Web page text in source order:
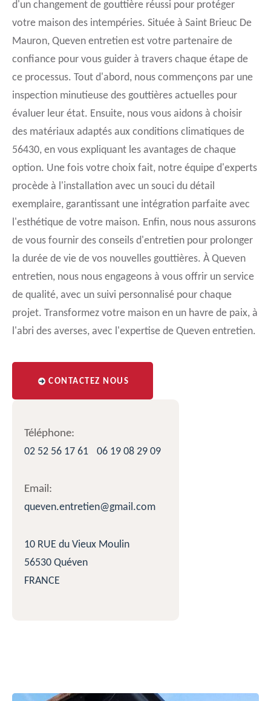
d'un changement de gouttière réussi pour protéger
votre maison des intempéries. Située à Saint Brieuc De
Mauron, Queven entretien est votre partenaire de
confiance pour vous guider à travers chaque étape de
ce processus. Tout d'abord, nous commençons par une
inspection minutieuse des gouttières actuelles pour
évaluer leur état. Ensuite, nous vous aidons à choisir
des matériaux adaptés aux conditions climatiques de
56430, en vous expliquant les avantages de chaque
option. Une fois votre choix fait, notre équipe d'experts
procède à l'installation avec un souci du détail
exemplaire, garantissant une intégration parfaite avec
l'esthétique de votre maison. Enfin, nous nous assurons
de vous fournir des conseils d'entretien pour prolonger
la durée de vie de vos nouvelles gouttières. À Queven
entretien, nous nous engageons à vous offrir un service
de qualité, avec un suivi personnalisé pour chaque
projet. Transformez votre maison en un havre de paix, à
l'abri des averses, avec l'expertise de Queven entretien.
CONTACTEZ NOUS
Téléphone:
02 52 56 17 61
06 19 08 29 09
Email:
queven.entretien@gmail.com
10 RUE du Vieux Moulin
56530 Quéven
FRANCE